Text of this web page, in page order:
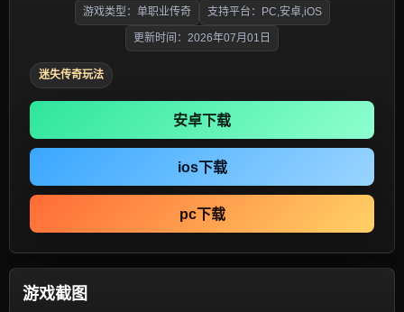
游戏类型：单职业传奇 支持平台：PC,安卓,iOS
更新时间：2026年07月01日
迷失传奇玩法
安卓下载
ios下载
pc下载
游戏截图